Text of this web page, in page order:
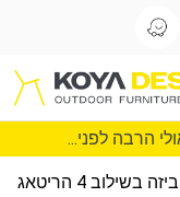
בשילוב 4 הריטאג